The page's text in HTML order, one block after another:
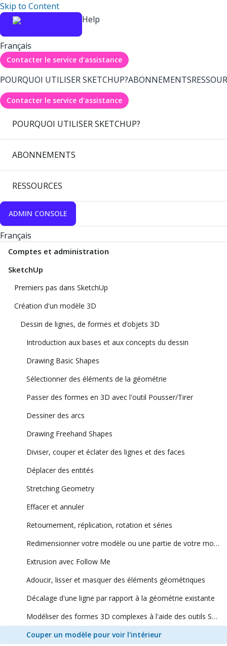
Skip to Content
Help
Français
Contacter le service d'assistance
POURQUOI UTILISER SKETCHUP?ABONNEMENTS
Contacter le service d'assistance
POURQUOI UTILISER SKETCHUP?
ABONNEMENTS
RESSOURCES
ADMIN CONSOLE
Français
Comptes et administration
SketchUp
Premiers pas dans SketchUp
Création d'un modèle 3D
Dessin de lignes, de formes et d’objets 3D
Introduction aux bases et aux concepts du dessin
Drawing Basic Shapes
Sélectionner des éléments de la géométrie
Passer des formes en 3D avec l'outil Pousser/Tirer
Dessiner des arcs
Drawing Freehand Shapes
Diviser, couper et éclater des lignes et des faces
Déplacer des entités
Stretching Geometry
Effacer et annuler
Retournement, réplication, rotation et séries
Redimensionner votre modèle ou une partie de votre modèle
Extrusion avec Follow Me
Adoucir, lisser et masquer des éléments géométriques
Décalage d'une ligne par rapport à la géométrie existante
Modéliser des formes 3D complexes à l'aide des outils Solides
Couper un modèle pour voir l'intérieur